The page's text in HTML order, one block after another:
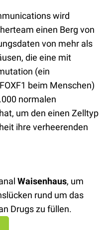
wird
einen Berg von
von mehr als
die eine mit
(ein
beim Menschen)
normalen
um den einen Zelltyp
ihre verheerenden
Waisenhaus, um
rund um das
Drugs zu füllen.